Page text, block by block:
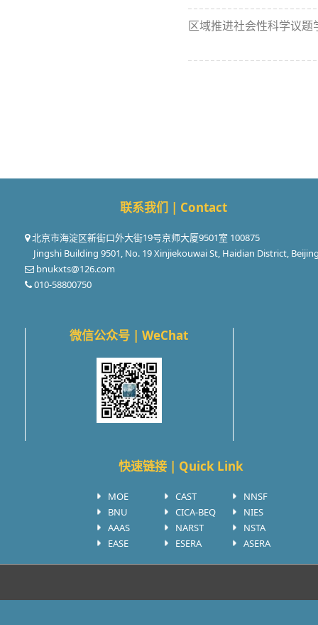
区域推进社会性科学议
联系我们 | Contact
北京市海淀区新街口外大街19号京师大厦9501室 100875
Jingshi Building 9501, No. 19 Xinjiekouwai St, Haidian District,
bnukxts@126.com
010-58800750
微信公众号 | WeChat
快速链接 | Quick Link
MOE CAST
NNSF
BNU
CICA-BEQ
NIES
AAAS
NARST
NSTA
EASE
ESERA ASERA